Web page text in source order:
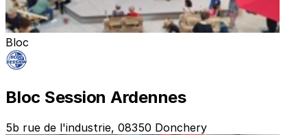
Bloc
Bloc Session Ardennes
5b rue de l'industrie, 08350 Donchery